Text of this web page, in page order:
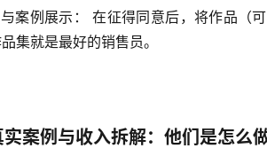
案例展示：
在征得同意后，将作品（
集就是最好的销售员。
案例与收入拆解：他们是怎么